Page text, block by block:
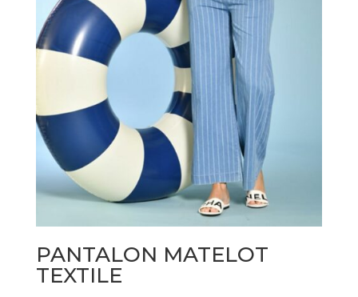
PANTALON MATELOT
TEXTILE